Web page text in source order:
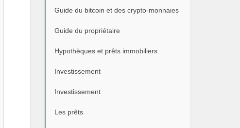
Guide du bitcoin et des crypto-monnaies
Guide du propriétaire
Hypothèques et prêts immobiliers
Investissement
Investissement
Les prêts